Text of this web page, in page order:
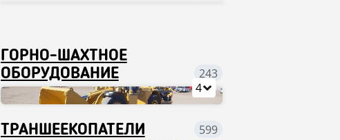
ГОРНО-ШАХТНОЕ
ОБОРУДОВАНИЕ
243
4
ТРАНШЕЕКОПАТЕЛИ 599